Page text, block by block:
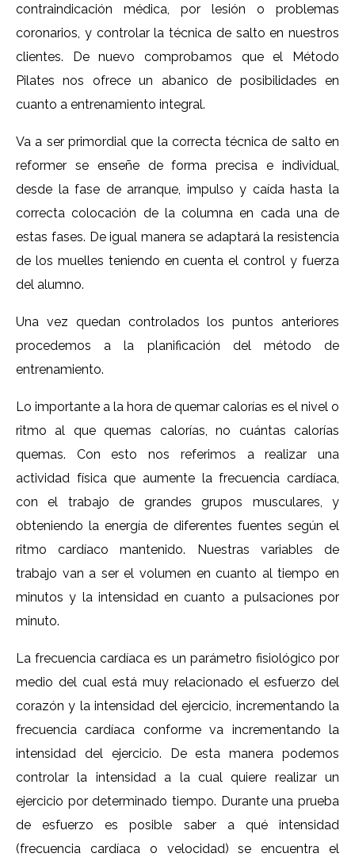
contraindicación médica, por lesión o problemas
coronarios, y controlar la técnica de salto en nuestros
clientes. De nuevo comprobamos que el Método
Pilates nos ofrece un abanico de posibilidades en
cuanto a entrenamiento integral.
Va a ser primordial que la correcta técnica de salto en
reformer se enseñe de forma precisa e individual,
desde la fase de arranque, impulso y caída hasta la
correcta colocación de la columna en cada una de
estas fases. De igual manera se adaptará la resistencia
de los muelles teniendo en cuenta el control y fuerza
del alumno.
Una vez quedan controlados los puntos anteriores
procedemos a la planificación del método de
entrenamiento.
Lo importante a la hora de quemar calorías es el nivel o
ritmo al que quemas calorías, no cuántas calorías
quemas. Con esto nos referimos a realizar una
actividad física que aumente la frecuencia cardíaca,
con el trabajo de grandes grupos musculares, y
obteniendo la energía de diferentes fuentes según el
ritmo cardíaco mantenido. Nuestras variables de
trabajo van a ser el volumen en cuanto al tiempo en
minutos y la intensidad en cuanto a pulsaciones por
minuto.
La frecuencia cardíaca es un parámetro fisiológico por
medio del cual está muy relacionado el esfuerzo del
corazón y la intensidad del ejercicio, incrementando la
frecuencia cardíaca conforme va incrementando la
intensidad del ejercicio. De esta manera podemos
controlar la intensidad a la cual quiere realizar un
ejercicio por determinado tiempo. Durante una prueba
de esfuerzo es posible saber a qué intensidad
(frecuencia cardíaca o velocidad) se encuentra el